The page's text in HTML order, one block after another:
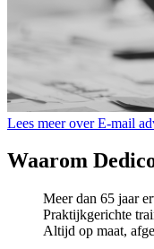
Lees meer over E-mail
Waarom
Meer dan 65 jaar
Praktijkgerichte
Altijd op maat,